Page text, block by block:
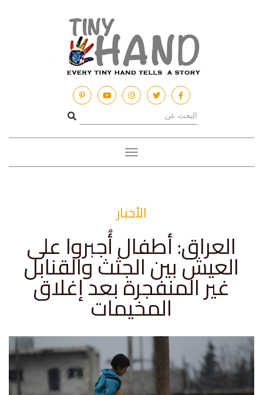
Toggle
navigation
الأخبار
العراق: أطفال أُجبروا على
العيش بين الجثث والقنابل
غير المنفجرة بعد إغلاق
المخيمات